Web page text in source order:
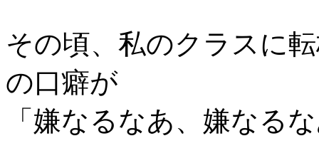
その頃、私のクラスに
の口癖が
「嫌なるなあ、嫌なる